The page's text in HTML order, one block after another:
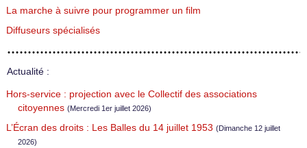
La marche à suivre pour programmer un film
Diffuseurs spécialisés
Actualité :
Hors-service : projection avec le Collectif des associations
citoyennes (Mercredi 1er juillet 2026)
L’Écran des droits : Les Balles du 14 juillet 1953 (Dimanche 12 juillet
2026)